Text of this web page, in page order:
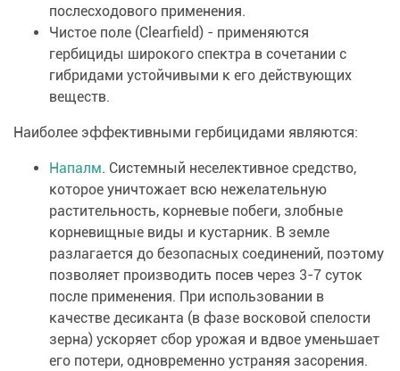
послесходового применения.
Чистое поле (Clearfield) - применяются
гербициды широкого спектра в сочетании с
гибридами устойчивыми к его действующих
веществ.
Наиболее эффективными гербицидами являются:
Напалм. Системный неселективное средство,
которое уничтожает всю нежелательную
растительность, корневые побеги, злобные
корневищные виды и кустарник. В земле
разлагается до безопасных соединений, поэтому
позволяет производить посев через 3-7 суток
после применения. При использовании в
качестве десиканта (в фазе восковой спелости
зерна) ускоряет сбор урожая и вдвое уменьшает
его потери, одновременно устраняя засорения.